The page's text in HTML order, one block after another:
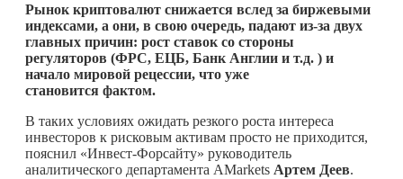
Рынок криптовалют снижается вслед за биржевыми
индексами, а они, в свою очередь, падают из-за двух
главных причин: рост ставок со стороны
регуляторов (ФРС, ЕЦБ, Банк Англии и т.д. ) и
начало мировой рецессии, что уже
становится фактом.
В таких условиях ожидать резкого роста интереса
инвесторов к рисковым активам просто не приходится,
пояснил «Инвест-Форсайту» руководитель
аналитического департамента AMarkets Артем Деев.